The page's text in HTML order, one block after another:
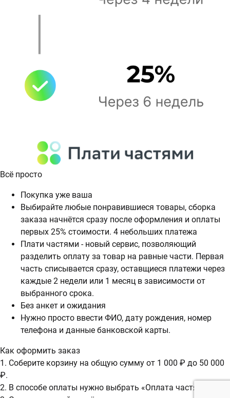
Всё просто
Покупка уже ваша
Выбирайте любые понравившиеся товары, сборка
заказа начнётся сразу после оформления и оплаты
первых 25% стоимости. 4 небольших платежа
Плати частями - новый сервис, позволяющий
разделить оплату за товар на равные части. Первая
часть списывается сразу, оставщиеся платежи через
каждые 2 недели или 1 месяц в зависимости от
выбранного срока.
Без анкет и ожидания
Нужно просто ввести ФИО, дату рождения, номер
телефона и данные банковской карты.
Как оформить заказ
1. Соберите корзину на общую сумму от 1 000 ₽ до 50 000
₽.
2. В способе оплаты нужно выбрать «Оплата частями».